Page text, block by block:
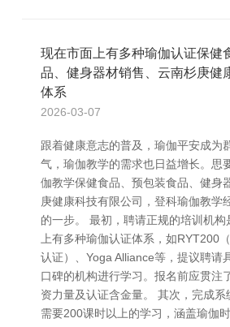
现在市面上有多种瑜伽认证保健
品、健身器材销售、云南杉庚健
体系
2026-03-07
跟着健康意志的普及，瑜伽平安成为
气，瑜伽教学的需求也日益增长。思
伽教学保健食品、预包装食品、健身
庚健康科技有限公司，登科瑜伽教学
的一步。 最初，聘请正规的培训机
上有多种瑜伽认证体系，如RYT200
认证）、Yoga Alliance等，提议聘请
口碑的机构进行学习。报名前应贯注
资力量及认证含金量。 其次，完成
需要200课时以上的学习，涵盖瑜伽